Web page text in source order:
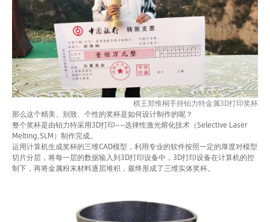
棋王郑惟桐手持铂力特金属3D打印奖杯
那么这个精美、别致、个性的奖杯是如何设计制作的呢？
整个奖杯是由铂力特采用3D打印——选择性激光熔化技术（Selective Laser
Melting,SLM）制作完成。
运用计算机生成奖杯的三维CAD模型，利用专业的软件按照一定的厚度对模型
切片分层，将每一层的数据输入到3D打印设备中，3D打印设备在计算机的控
制下，再将金属粉末材料逐层堆积，最终形成了三维实体奖杯。